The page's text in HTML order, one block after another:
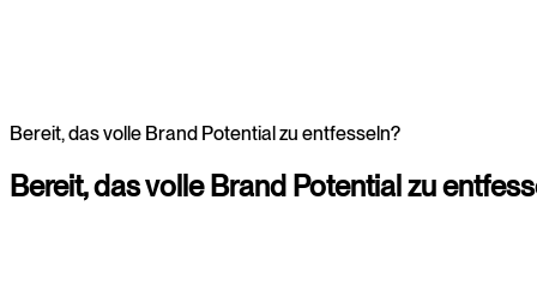
Bereit, das volle Brand Potential zu entfesseln?
Bereit,dasvolle Brand Potential zu